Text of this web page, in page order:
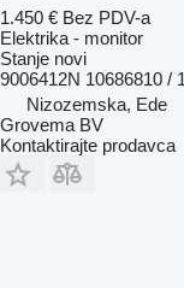
1.450 € Bez PDV-a
Elektrika - monitor
Stanje novi
9006412N 10686810 /
Nizozemska, Ede
Grovema BV
Kontaktirajte prodavca